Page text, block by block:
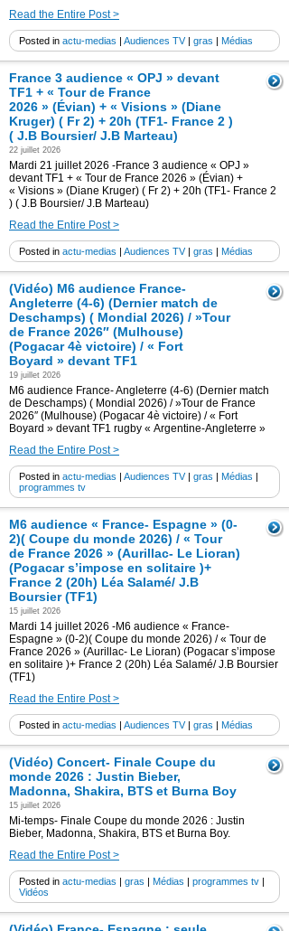
Read the Entire Post >
Posted in actu-medias | Audiences TV| gras | Médias
France 3 audience « OPJ » devant
TF1 + « Tour de France
2026 » (Évian) + « Visions » (Diane
Kruger) ( Fr 2) + 20h (TF1- France 2 )
( J.B Boursier/ J.B Marteau)
22 juillet 2026
Mardi 21 juillet 2026 -France 3 audience « OPJ »
devant TF1 + « Tour de France 2026 » (Évian) +
« Visions » (Diane Kruger) ( Fr 2) + 20h (TF1- France 2
) ( J.B Boursier/ J.B Marteau)
Read the Entire Post >
Posted in actu-medias | Audiences TV| gras | Médias
(Vidéo) M6 audience France-
Angleterre (4-6) (Dernier match de
Deschamps) ( Mondial 2026) / »Tour
de France 2026″ (Mulhouse)
(Pogacar 4è victoire) / « Fort
Boyard » devant TF1
19 juillet 2026
M6 audience France- Angleterre (4-6) (Dernier match
de Deschamps) ( Mondial 2026) / »Tour de France
2026″ (Mulhouse) (Pogacar 4è victoire) / « Fort
Boyard » devant TF1 rugby « Argentine-Angleterre »
Read the Entire Post >
Posted in actu-medias | Audiences TV| gras | Médias |
programmes tv
M6 audience « France- Espagne » (0-
2)( Coupe du monde 2026) / « Tour
de France 2026 » (Aurillac- Le Lioran)
(Pogacar s’impose en solitaire )+
France 2 (20h) Léa Salamé/ J.B
Boursier (TF1)
15 juillet 2026
Mardi 14 juillet 2026 -M6 audience « France-
Espagne » (0-2)( Coupe du monde 2026) / « Tour de
France 2026 » (Aurillac- Le Lioran) (Pogacar s’impose
en solitaire )+ France 2 (20h) Léa Salamé/ J.B Boursier
(TF1)
Read the Entire Post >
Posted in actu-medias | Audiences TV| gras | Médias
(Vidéo) Concert- Finale Coupe du
monde 2026 : Justin Bieber,
Madonna, Shakira, BTS et Burna Boy
15 juillet 2026
Mi-temps- Finale Coupe du monde 2026 : Justin
Bieber, Madonna, Shakira, BTS et Burna Boy.
Read the Entire Post >
Posted in actu-medias | gras | Médias | programmes tv |
Vidéos